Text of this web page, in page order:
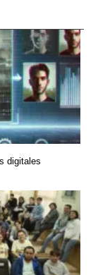
digitales